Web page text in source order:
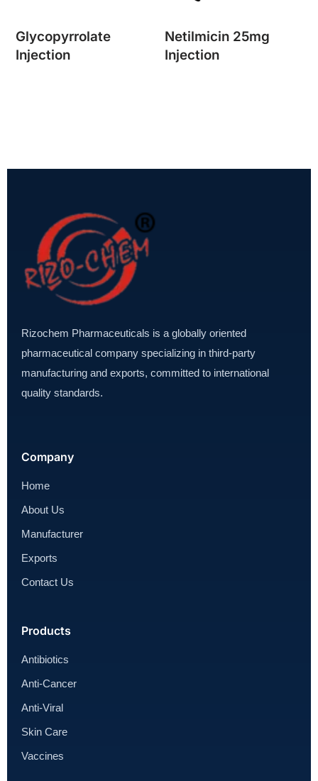
Glycopyrrolate
Injection
Netilmicin 25mg
Injection
Rizochem Pharmaceuticals is a globally oriented
pharmaceutical company specializing in third-party
manufacturing and exports, committed to international
quality standards.
Company
Home
About Us
Manufacturer
Exports
Contact Us
Products
Antibiotics
Anti-Cancer
Anti-Viral
Skin Care
Vaccines